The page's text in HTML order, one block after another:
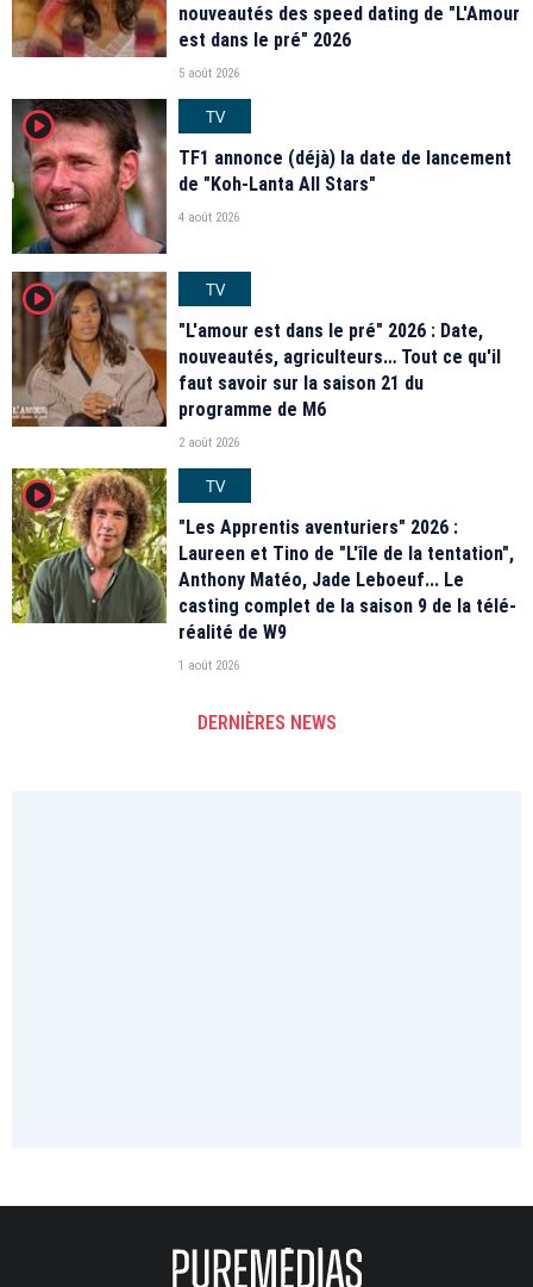
nouveautés des speed dating de "L'Amour
est dans le pré" 2026
5 août 2026
player2
TV
TF1 annonce (déjà) la date de lancement
de "Koh-Lanta All Stars"
4 août 2026
player2
TV
"L'amour est dans le pré" 2026 : Date,
nouveautés, agriculteurs… Tout ce qu'il
faut savoir sur la saison 21 du
programme de M6
2 août 2026
player2
TV
"Les Apprentis aventuriers" 2026 :
Laureen et Tino de "L'île de la tentation",
Anthony Matéo, Jade Leboeuf... Le
casting complet de la saison 9 de la télé-
réalité de W9
1 août 2026
DERNIÈRES NEWS